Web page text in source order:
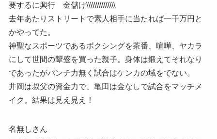
要するに興行 金儲け\\\\\\\\\\\\\\\
去年あたりストリートで素人相手に当たれば一千万円と
かやってた。
神聖なスポーツであるボクシングを茶番、喧嘩、ヤカラ
にして世間の顰蹙を買った親子。身体は鍛えてそれなり
であったがパンチ力無く試合はケンカの域をでない。
井岡は叔父の資金力で、亀田は金なしで試合をマッチメ
イク。結果は見え見え！
名無しさん